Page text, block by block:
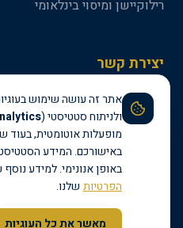
רילוקיישן ומיסוי בינלאומי
יצירת קשר
09-3301500
amit@amitadv.com
2026 מלדסי ושות' - משרד
אתר זה עושה שימוש
ולניתוח סטטיסטי (
מופעלות אוטומטית, בעוד
באופן אנונימי. למידע נוסף
הפרטיות שלנו.
מאשר את כל העוגיות